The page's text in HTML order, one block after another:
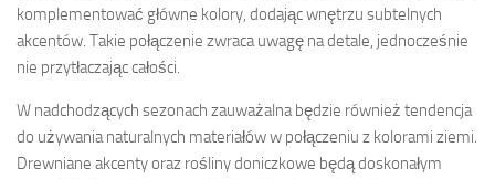
komplementować główne kolory, dodając wnętrzu subtelnych
akcentów. Takie połączenie zwraca uwagę na detale, jednocześnie
nie przytłaczając całości.
W nadchodzących sezonach zauważalna będzie również tendencja
do używania naturalnych materiałów w połączeniu z kolorami ziemi.
Drewniane akcenty oraz rośliny doniczkowe będą doskonałym